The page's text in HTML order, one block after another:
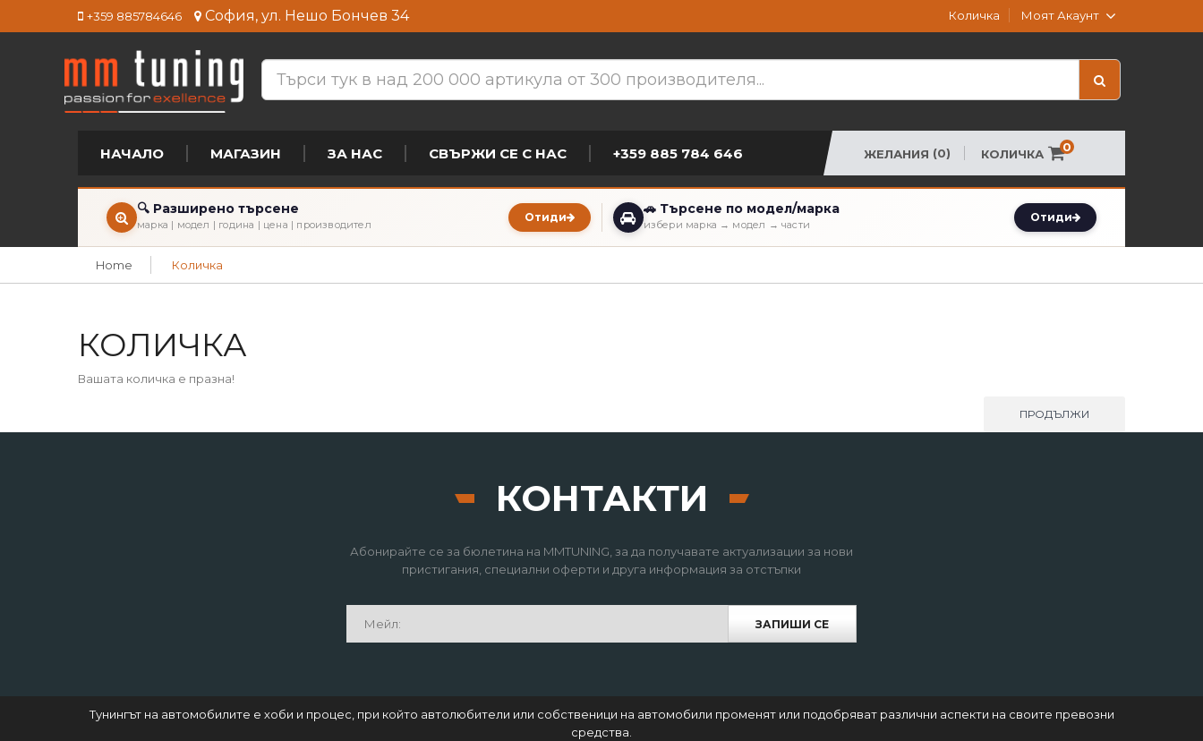
+359 885784646 София, ул. Нешо Бончев 34 Количка Моят Акаунт
НАЧАЛО МАГАЗИН ЗА НАС СВЪРЖИ СЕ С НАС +359 885 784 646 ЖЕЛАНИЯ (0) КОЛИЧКА
0
🔍 Разширено търсене
марка | модел | година | цена | производител
Отиди
🚗 Търсене по модел/марка
избери марка → модел → части
Отиди
Home Количка
КОЛИЧКА
Вашата количка е празна!
ПРОДЪЛЖИ
КОНТАКТИ
Абонирайте се за бюлетина на MMTUNING, за да получавате актуализации за нови
пристигания, специални оферти и друга информация за отстъпки
ЗАПИШИ СЕ
Тунингът на автомобилите е хоби и процес, при който автолюбители или собственици на автомобили променят или подобряват различни аспекти на своите превозни
средства.